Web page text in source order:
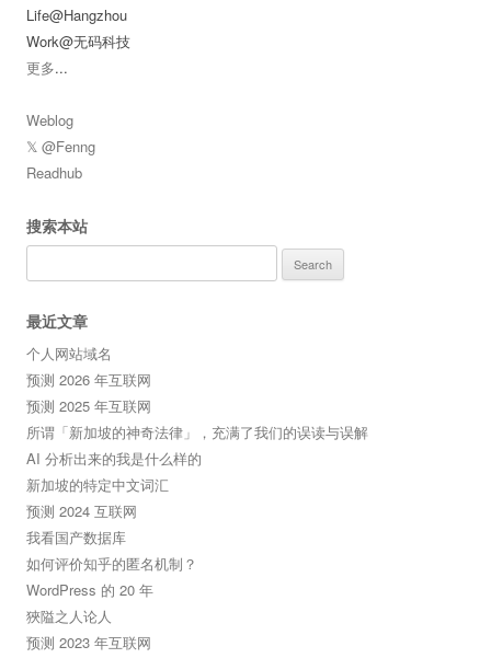
Life@Hangzhou
Work@无码科技
更多...
Weblog
𝕏 @Fenng
Readhub
搜索本站
for:
最近文章
个人网站域名
预测 2026 年互联网
预测 2025 年互联网
所谓「新加坡的神奇法律」，充满了我们的误读与误解
AI 分析出来的我是什么样的
新加坡的特定中文词汇
预测 2024 互联网
我看国产数据库
如何评价知乎的匿名机制？
WordPress 的 20 年
狹隘之人论人
预测 2023 年互联网